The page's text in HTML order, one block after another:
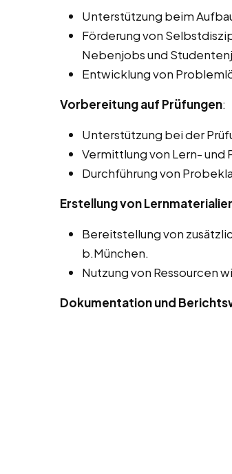
Unterstützung beim
Förderung von
Nebenjobs und
Entwicklung von
Vorbereitung auf Prüfungen:
Unterstützung bei der
Vermittlung von Lern- und
Durchführung von
Erstellung von
Bereitstellung von
b.München.
Nutzung von Ressourcen
Dokumentation und